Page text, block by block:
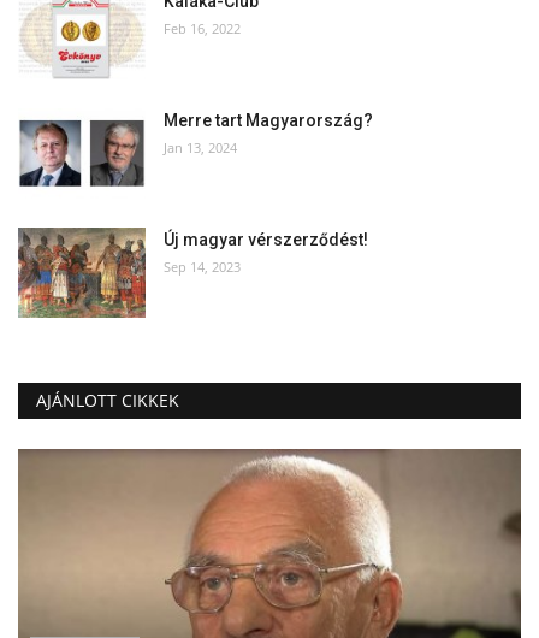
Feb 16, 2022
Merre tart Magyarország?
Jan 13, 2024
Új magyar vérszerződést!
Sep 14, 2023
AJÁNLOTT CIKKEK